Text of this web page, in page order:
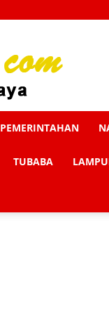
PEMERINTAHAN
TUBABA